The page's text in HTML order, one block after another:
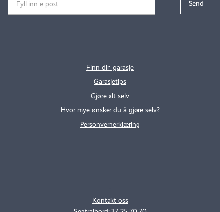
Kontakt oss
Finn din garasje
Garasjetips
Gjøre alt selv
Hvor mye ønsker du å gjøre selv?
Personvernerklæring